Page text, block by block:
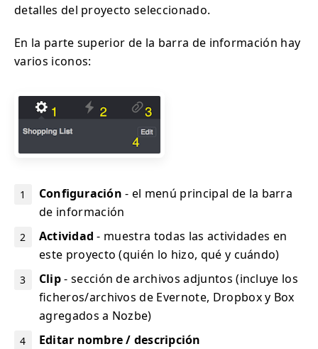
detalles del proyecto seleccionado.
En la parte superior de la barra de información hay
varios iconos:
Configuración - el menú principal de la barra
de información
Actividad - muestra todas las actividades en
este proyecto (quién lo hizo, qué y cuándo)
Clip- sección de archivos adjuntos (incluye los
ficheros/archivos de Evernote, Dropbox y Box
agregados a Nozbe)
Editar nombre / descripción